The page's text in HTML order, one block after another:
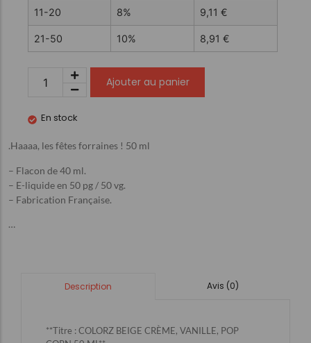
11-20 8% 9,11 €
21-50 10% 8,91 €
Ajouter au panier
En stock
.Haaaa, les fêtes forraines ! 50 ml
– Flacon de 40 ml.
– E-liquide en 50 pg / 50 vg.
– Fabrication Française.
…
Description Avis (0)
**Titre : COLORZ BEIGE CRÈME, VANILLE, POP